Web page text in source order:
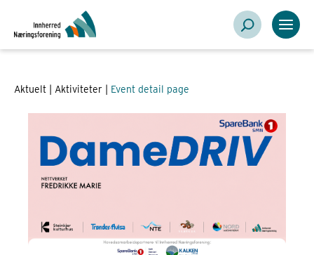
eventID = 101054
Aktuelt | Aktiviteter Event detail page